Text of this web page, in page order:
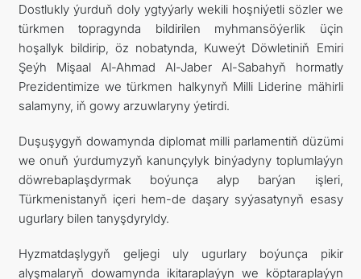
Dostlukly ýurduň doly ygtyýarly wekili hoşniýetli sözler we
türkmen topragynda bildirilen myhmansöýerlik üçin
hoşallyk bildirip, öz nobatynda, Kuweýt Döwletiniň Emiri
Şeýh Mişaal Al-Ahmad Al-Jaber Al-Sabahyň hormatly
Prezidentimize we türkmen halkynyň Milli Liderine mähirli
salamyny, iň gowy arzuwlaryny ýetirdi.
Duşuşygyň dowamynda diplomat milli parlamentiň düzümi
we onuň ýurdumyzyň kanunçylyk binýadyny toplumlaýyn
döwrebaplaşdyrmak boýunça alyp barýan işleri,
Türkmenistanyň içeri hem-de daşary syýasatynyň esasy
ugurlary bilen tanyşdyryldy.
Hyzmatdaşlygyň geljegi uly ugurlary boýunça pikir
alyşmalaryň dowamynda ikitaraplaýyn we köptaraplaýyn